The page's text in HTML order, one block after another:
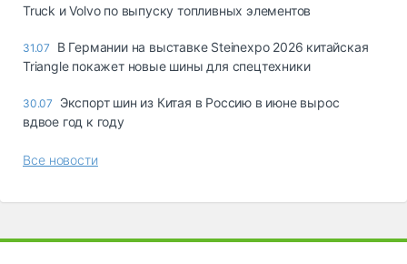
Truck и Volvo по выпуску топливных элементов
31.07
В Германии на выставке Steinexpo 2026 китайская
Triangle покажет новые шины для спецтехники
30.07
Экспорт шин из Китая в Россию в июне вырос
вдвое год к году
Все новости